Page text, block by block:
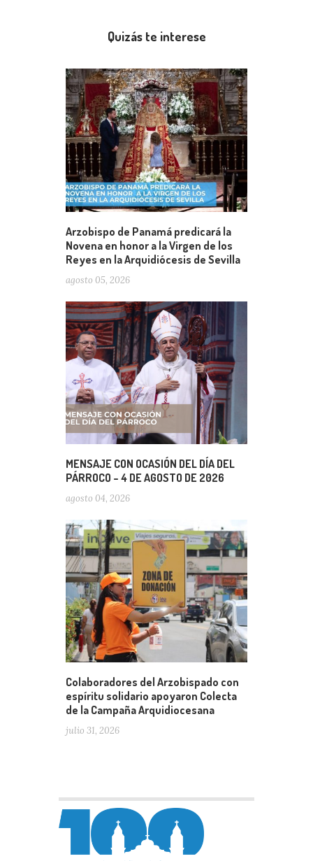
Quizás te interese
Arzobispo de Panamá predicará la
Novena en honor a la Virgen de los
Reyes en la Arquidiócesis de Sevilla
agosto 05, 2026
MENSAJE CON OCASIÓN DEL DÍA DEL
PÁRROCO – 4 DE AGOSTO DE 2026
agosto 04, 2026
Colaboradores del Arzobispado con
espíritu solidario apoyaron Colecta
de la Campaña Arquidiocesana
julio 31, 2026